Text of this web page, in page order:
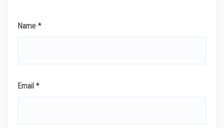
Name *
Email *